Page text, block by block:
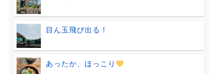
目ん玉飛び出る！
あったか、ほっこり